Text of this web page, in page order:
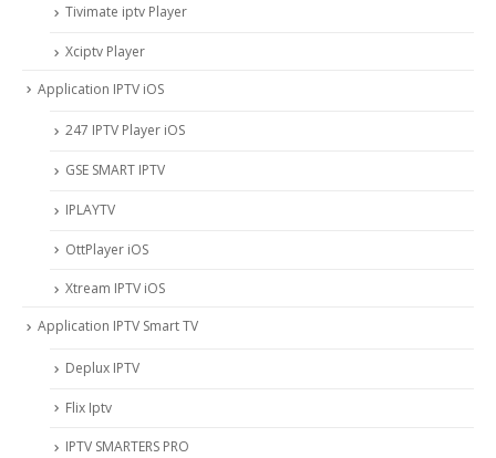
Tivimate iptv Player
Xciptv Player
Application IPTV iOS
247 IPTV Player iOS
‎GSE SMART IPTV
IPLAYTV
OttPlayer iOS
Xtream IPTV iOS
Application IPTV Smart TV
Deplux IPTV
Flix Iptv
IPTV SMARTERS PRO